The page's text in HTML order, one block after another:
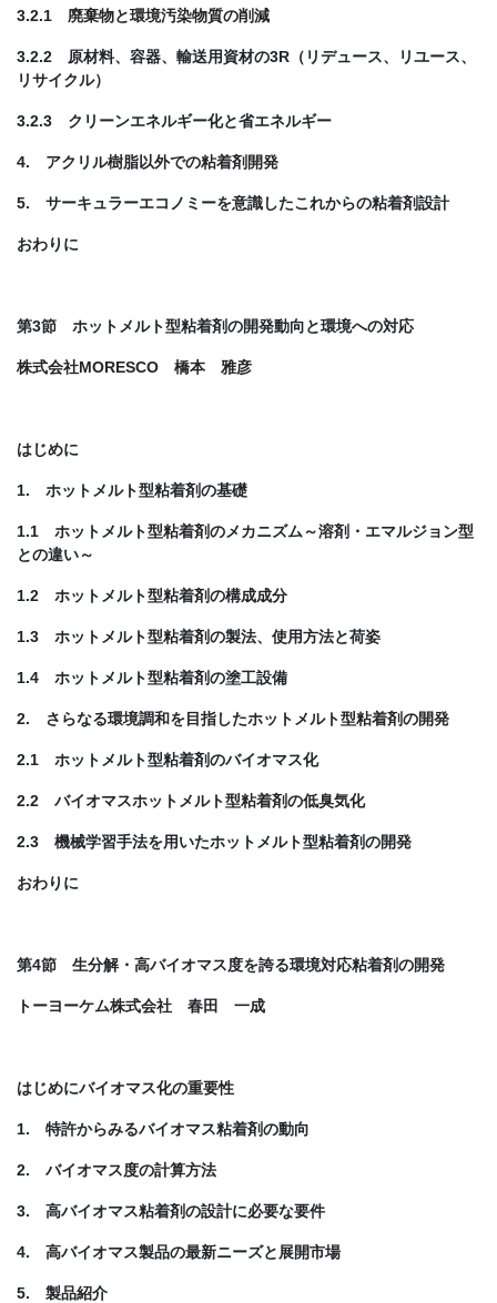
3.2.1 廃棄物と環境汚染物質の削減
3.2.2 原材料、容器、輸送用資材の3R（リデュース、リユース、
リサイクル）
3.2.3 クリーンエネルギー化と省エネルギー
4. アクリル樹脂以外での粘着剤開発
5. サーキュラーエコノミーを意識したこれからの粘着剤設計
おわりに
第3節 ホットメルト型粘着剤の開発動向と環境への対応
株式会社MORESCO 橋本 雅彦
はじめに
1. ホットメルト型粘着剤の基礎
1.1 ホットメルト型粘着剤のメカニズム～溶剤・エマルジョン型
との違い～
1.2 ホットメルト型粘着剤の構成成分
1.3 ホットメルト型粘着剤の製法、使用方法と荷姿
1.4 ホットメルト型粘着剤の塗工設備
2. さらなる環境調和を目指したホットメルト型粘着剤の開発
2.1 ホットメルト型粘着剤のバイオマス化
2.2 バイオマスホットメルト型粘着剤の低臭気化
2.3 機械学習手法を用いたホットメルト型粘着剤の開発
おわりに
第4節 生分解・高バイオマス度を誇る環境対応粘着剤の開発
トーヨーケム株式会社 春田 一成
はじめにバイオマス化の重要性
1. 特許からみるバイオマス粘着剤の動向
2. バイオマス度の計算方法
3. 高バイオマス粘着剤の設計に必要な要件
4. 高バイオマス製品の最新ニーズと展開市場
5. 製品紹介